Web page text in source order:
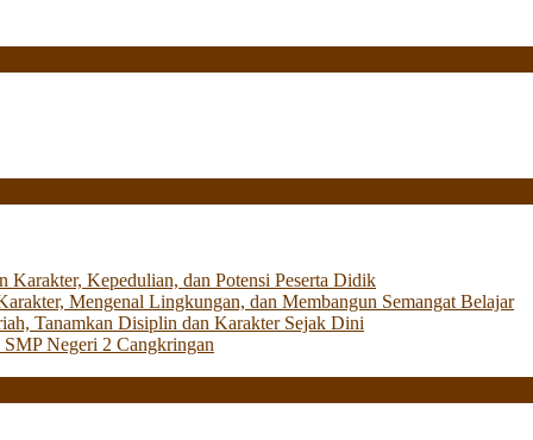
Kepedulian, dan Potensi Peserta Didik
Mengenal Lingkungan, dan Membangun Semangat Belajar
Tanamkan Disiplin dan Karakter Sejak Dini
Negeri 2 Cangkringan